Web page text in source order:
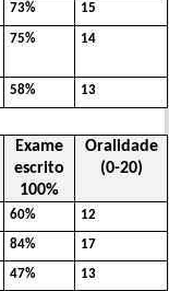
73% 15
75% 14
58% 13
Exame
escrito
100%
Oralidade
(0-20)
60% 12
84% 17
47% 13